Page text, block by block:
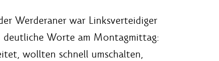
Werderaner war Linksverteidiger
Worte am Montagmittag:
wollten schnell umschalten,